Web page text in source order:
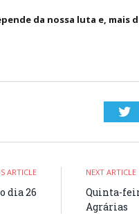
da nossa luta e,
ARTICLE
dia 26
NEXT ARTICLE
Quinta-
Agrárias